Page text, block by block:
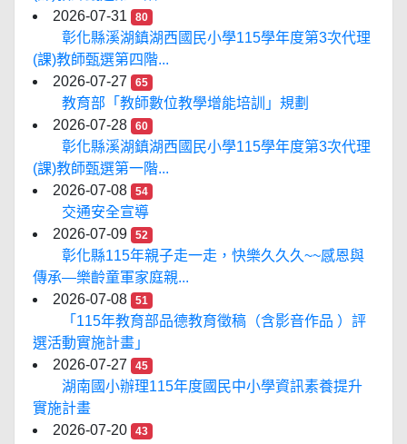
2026-07-31
80
彰化縣溪湖鎮湖西國民小學115學年度第3次代理
(課)教師甄選第四階...
2026-07-27
65
教育部「教師數位教學增能培訓」規劃
2026-07-28
60
彰化縣溪湖鎮湖西國民小學115學年度第3次代理
(課)教師甄選第一階...
2026-07-08
54
交通安全宣導
2026-07-09
52
彰化縣115年親子走一走，快樂久久久~~感恩與
傳承—樂齡童軍家庭親...
2026-07-08
51
「115年教育部品德教育徵稿（含影音作品 ）評
選活動實施計畫」
2026-07-27
45
湖南國小辦理115年度國民中小學資訊素養提升
實施計畫
2026-07-20
43